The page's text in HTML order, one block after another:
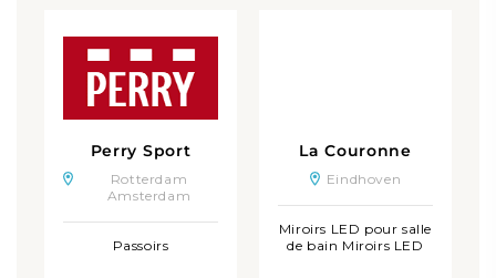
Perry Sport
Rotterdam
Amsterdam
Passoirs
La Couronne
Eindhoven
Miroirs LED pour salle
de bain Miroirs LED